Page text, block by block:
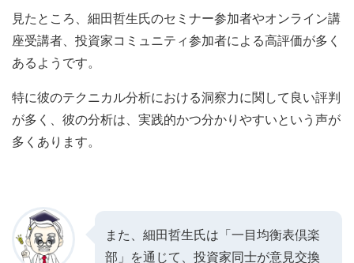
見たところ、細田哲生氏のセミナー参加者やオンライン講
座受講者、投資家コミュニティ参加者による高評価が多く
あるようです。
特に彼のテクニカル分析における洞察力に関して良い評判
が多く、彼の分析は、実践的かつ分かりやすいという声が
多くあります。
また、細田哲生氏は「一目均衡表倶楽
部」を通じて、投資家同士が意見交換